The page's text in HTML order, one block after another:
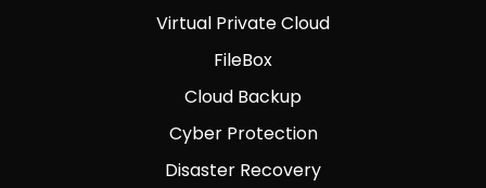
Virtual Private Cloud
FileBox
Cloud Backup
Cyber Protection
Disaster Recovery